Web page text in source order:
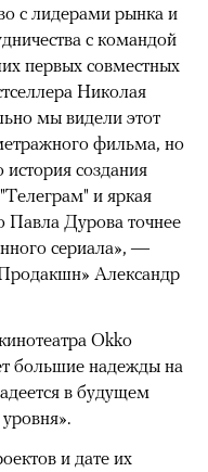
с лидерами рынка и
с командой
первых совместных
Николая
мы видели этот
фильма, но
создания
и яркая
Павла Дурова точнее
сериала», —
Александр
Okko
большие надежды на
в будущем
и дате их